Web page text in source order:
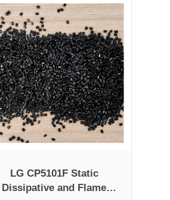
LG CP5101F Static
Dissipative and Flame